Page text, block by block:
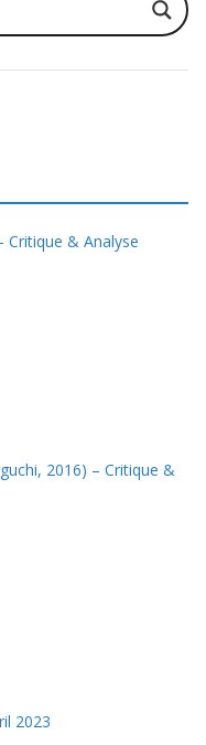
Critique & Analyse
2016) – Critique &
2023